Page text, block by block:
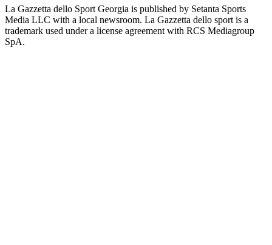
La Gazzetta dello Sport Georgia is published by Setanta Sports
Media LLC with a local newsroom. La Gazzetta dello sport is a
trademark used under a license agreement with RCS Mediagroup
SpA.